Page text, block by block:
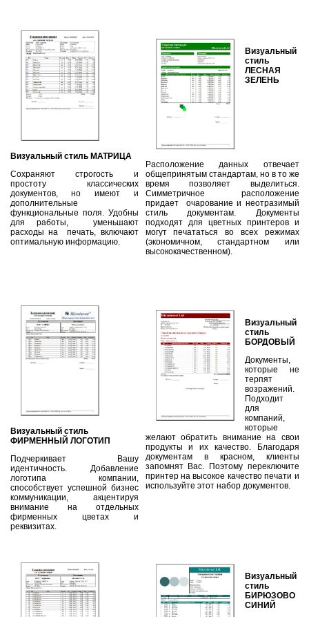
Визуальный стиль МАТРИЦА
Сохраняют строгость и
простоту классических
документов, но имеют и
дополнительные
функциональные поля. Удобны
для работы, уменьшают
расходы на печать, включают
оптимальную информацию.
Визуальный
стиль
ЛЕСНАЯ
ЗЕЛЕНЬ
Расположение данных отвечает
общепринятым стандартам, но в то же
время позволяет выделиться.
Симметричное расположение
придает очарование и неотразимый
стиль документам. Документы
подходят для цветных принтеров и
могут печататься во всех режимах
(экономичном, стандартном или
высококачественном).
Визуальный стиль
ФИРМЕННЫЙ ЛОГОТИП
Подчеркивает Вашу
идентичность. Добавление
логотипа компании,
способствует успешной бизнес
коммуникации, акцентируя
внимание на отдельных
фирменных цветах и
реквизитах.
Визуальный
стиль
БОРДОВЫЙ
Документы,
которые не
терпят
возражений.
Подходит
для
компаний,
которые
желают обратить внимание на свои
продукты и их качество. Благодаря
документам в красном, клиенты
запомнят Вас. Поэтому переключите
принтер на высокое качество печати и
используйте этот набор документов.
Визуальный
стиль
БИРЮЗОВО
СИНИЙ